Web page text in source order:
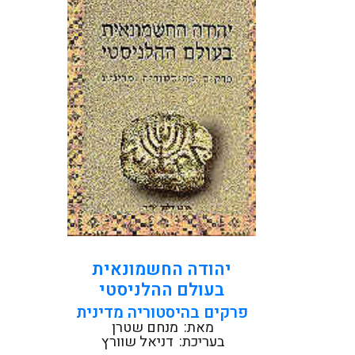
והרשונה לפנה'ס: המעצמות
ההלניסטיות - סוריה הסלווקית
ומצרים התלמית - ששקעו,
ובשקיעתן אפשרו...
קראו עוד
יהודה החשמונאית
בעולם ההלניסטי
פרקים בהיסטוריה מדינית
מאת: מנחם שטרן
בעריכת: דניאל שוורץ